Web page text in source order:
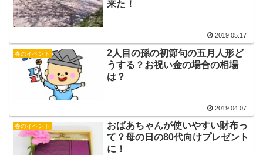
来た！
2019.05.17
春のイベント
2人目の孫の初節句の五月人形ど
うする？お祝い金の場合の相場
は？
2019.04.07
春のイベント
おばあちゃんが使いやすい財布っ
て？母の日の80代向けプレゼント
に！